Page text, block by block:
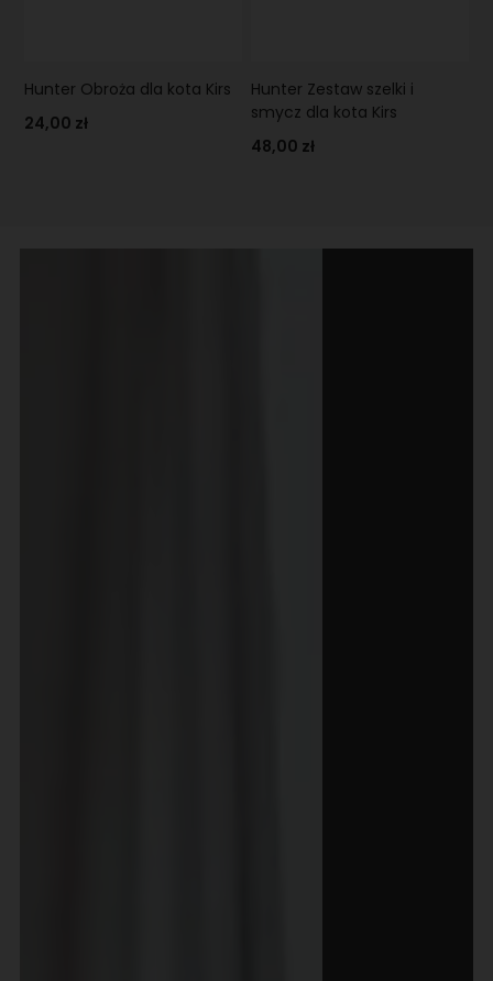
Hunter Obroża dla kota Kirs
24,00 zł
Hunter Zestaw szelki i
smycz dla kota Kirs
48,00 zł